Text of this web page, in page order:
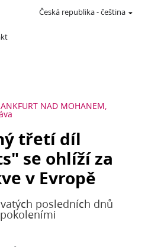
Česká republika-čeština
NAD MOHANEM,
třetí díl
se ohlíží za
v Evropě
posledních dnů